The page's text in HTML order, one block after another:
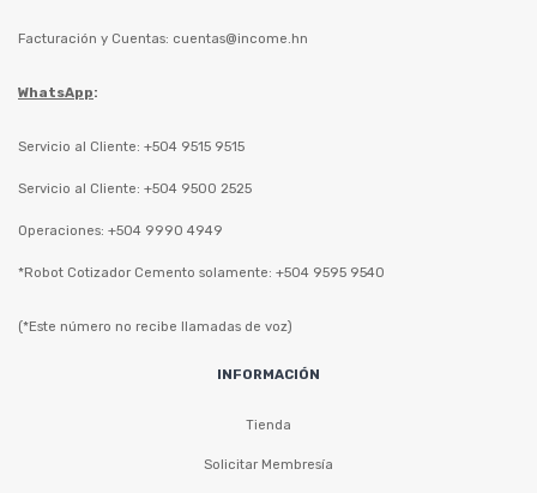
Facturación y Cuentas: cuentas@income.hn
WhatsApp:
Servicio al Cliente: +504 9515 9515
Servicio al Cliente: +504 9500 2525
Operaciones: +504 9990 4949
*Robot Cotizador Cemento solamente: +504 9595 9540
(*Este número no recibe llamadas de voz)
INFORMACIÓN
Tienda
Solicitar Membresía